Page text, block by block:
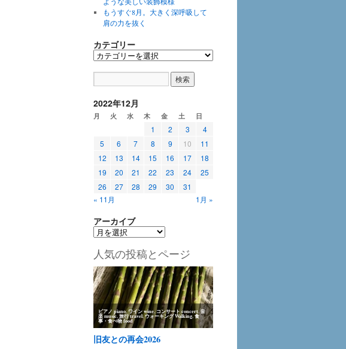
もうすぐ8月。大きく深呼吸して
肩の力を抜く
カテゴリー
カ
リ
2022年12月
月 火 水 木 金 土 日
1 2 3
4
5
6 7 8 9 10
11
12
13 14 15 16 17
18
19
20 21 22 23 24
25
26
27 28 29 30
31
« 11月
1月 »
アーカイブ
ア
カ
ブ
人気の投稿とページ